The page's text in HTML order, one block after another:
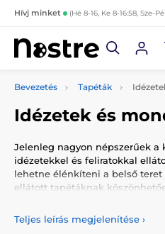
Hívj minket (Hé 8-16, Ke 8-16:58, Sze-
Bevezetés Tapéták
Idézetek és
Jelenleg nagyon népszerűek
idézetekkel és feliratokkal
lehetne élénkíteni a belső
ellátott tapétáknak
harmóniát és békét is hoznak.
őket - a nappalitól, konyhától
Teljes leírás megjelenítése ›